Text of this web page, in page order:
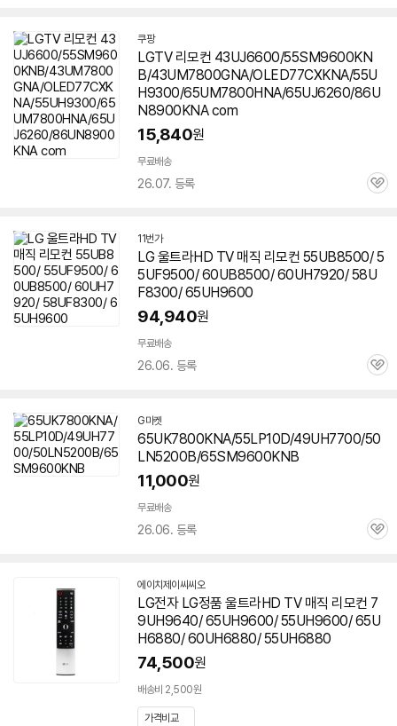
쿠팡
LGTV 리모컨 43UJ6600/55SM9600KN
B/43UM7800GNA/OLED77CXKNA/55U
H9300/65UM7800HNA/65UJ6260/86U
N8900KNA com
15,840원
무료배송
26.07. 등록
관
11번가
LG 울트라HD TV 매직 리모컨 55UB8500/ 5
5UF9500/ 60UB8500/ 60UH7920/ 58U
F8300/65UH9600
94,940원
무료배송
26.06. 등록
관
G마켓
65UK7800KNA/55LP10D/49UH7700/50
LN5200B/65SM9600KNB
11,000원
무료배송
26.06. 등록
관
에이치제이씨씨오네
이
버
페
LG전자 LG정품 울트라HD TV 매직 리모컨 7
9UH9640/65UH9600/ 55UH9600/ 65U
H6880/ 60UH6880/ 55UH6880
74,500원
배송비 2,500원
가격비교